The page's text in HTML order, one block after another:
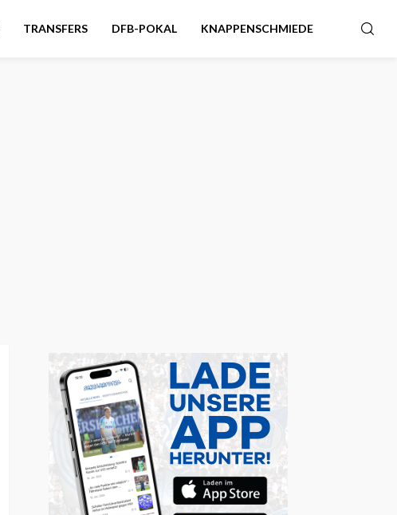
TRANSFERS DFB-POKAL KNAPPENSCHMIEDE